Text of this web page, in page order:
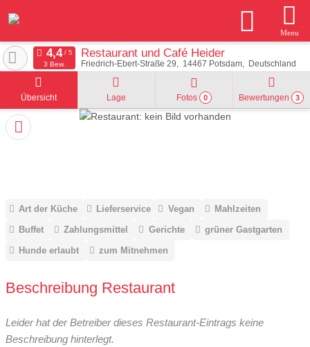
Menu
Restaurant und Café Heider
Friedrich-Ebert-Straße 29 14467 Potsdam Deutschland
3 Bew.
Übersicht Lage Fotos 0 Bewertungen 3
Art der Küche Lieferservice Vegan
Mahlzeiten
Buffet
Zahlungsmittel Gerichte
grüner Gastgarten
Hunde erlaubt
zum Mitnehmen
Beschreibung Restaurant
Leider hat der Betreiber dieses Restaurant-Eintrags keine
Beschreibung hinterlegt.